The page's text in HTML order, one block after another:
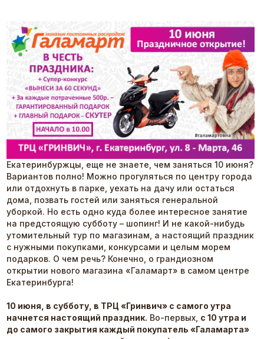
Екатеринбуржцы, еще не знаете, чем заняться 10 июня?
Вариантов полно! Можно прогуляться по центру города
или отдохнуть в парке, уехать на дачу или остаться
дома, позвать гостей или заняться генеральной
уборкой. Но есть одно куда более интересное занятие
на предстоящую субботу – шопинг! И не какой-нибудь
утомительный тур по магазинам, а настоящий праздник
с нужными покупками, конкурсами и целым морем
подарков. О чем речь? Конечно, о грандиозном
открытии нового магазина «Галамарт» в самом центре
Екатеринбурга!
10 июня, в субботу, в ТРЦ «Гринвич» с самого утра
начнется настоящий праздник. Во-первых, с 10 утра и
до самого закрытия каждый покупатель «Галамарта»